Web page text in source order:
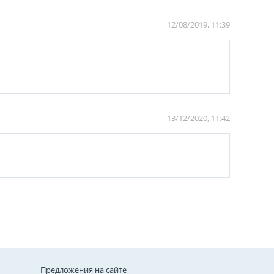
12/08/2019, 11:39
13/12/2020, 11:42
Предложения на сайте